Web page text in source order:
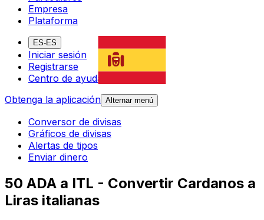
Empresa
Plataforma
ES-ES
Iniciar sesión
Registrarse
Centro de ayuda
Obtenga la aplicación Alternar menú
Conversor de divisas
Gráficos de divisas
Alertas de tipos
Enviar dinero
50 ADA a ITL - Convertir Cardanos a
Liras italianas